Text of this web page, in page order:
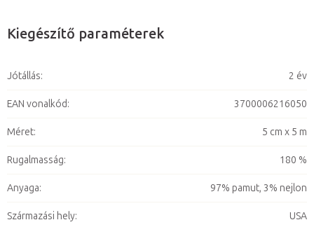
Kiegészítő paraméterek
Jótállás: 2 év
EAN vonalkód: 3700006216050
Méret: 5 cm x 5 m
Rugalmasság: 180 %
Anyaga: 97% pamut, 3% nejlon
Származási hely: USA